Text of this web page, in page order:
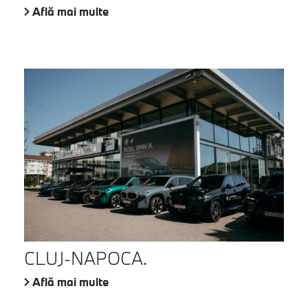
Află mai multe
CLUJ-NAPOCA.
Află mai multe